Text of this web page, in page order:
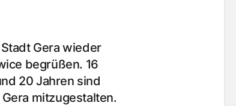
Gera wieder
begrüßen. 16
20 Jahren sind
mitzugestalten.